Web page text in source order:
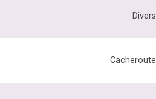
Divers
Cacheroute